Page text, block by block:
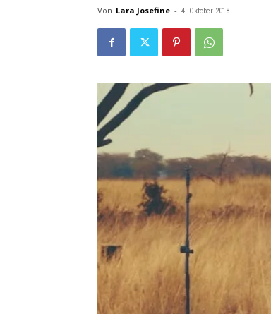
Von Lara Josefine - 4. Oktober 2018